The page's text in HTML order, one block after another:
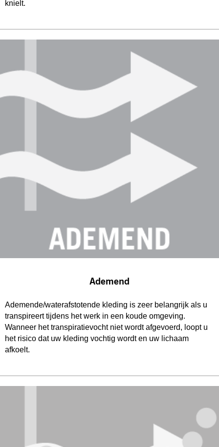
knielt.
Ademend
Ademende/waterafstotende kleding is zeer belangrijk als u
transpireert tijdens het werk in een koude omgeving.
Wanneer het transpiratievocht niet wordt afgevoerd, loopt u
het risico dat uw kleding vochtig wordt en uw lichaam
afkoelt.